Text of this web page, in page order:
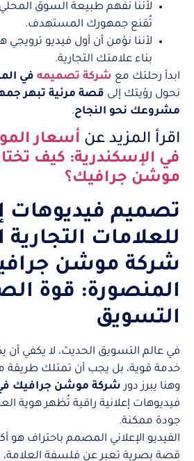
لأننا نفهم طبيعة السوق
تُقنع جمهورك المستهدف.
لأننا نؤمن أن أول فيديو
بناء علامتك التجارية.
ابدأ رحلتك مع شركة تصميمه في
نحول رؤيتك إلى قصة مرئية تبهر
مشروعك نحو النجاح.
اقرأ المزيد عن أسعار
في الإسكندرية: كيف
موشن جرافيك؟
تصميم فيديوهات
للعلامات
شركة موشن
المنصورة: قوة
التسويق
في عالم التسويق الحديث، لا يكفي أن
خدمة قوية، بل يجب أن تمتلك طريقة
وهنا يبرز دور شركة موشن جرافيك
فيديوهات إعلانية راقية تُظهر هوية
جودة ممكنة.
الفيديو الإعلاني المصمم باحتراف هو
قصة بصرية تعبر عن فلسفة العلامة،